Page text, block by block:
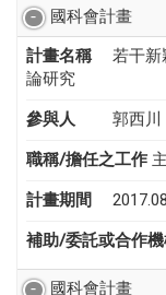
國科會計畫
計畫名稱
若干新
論研究
參與人 郭西川
職稱/擔任之工作
計畫期間
補助/委託或合作
國科會計畫